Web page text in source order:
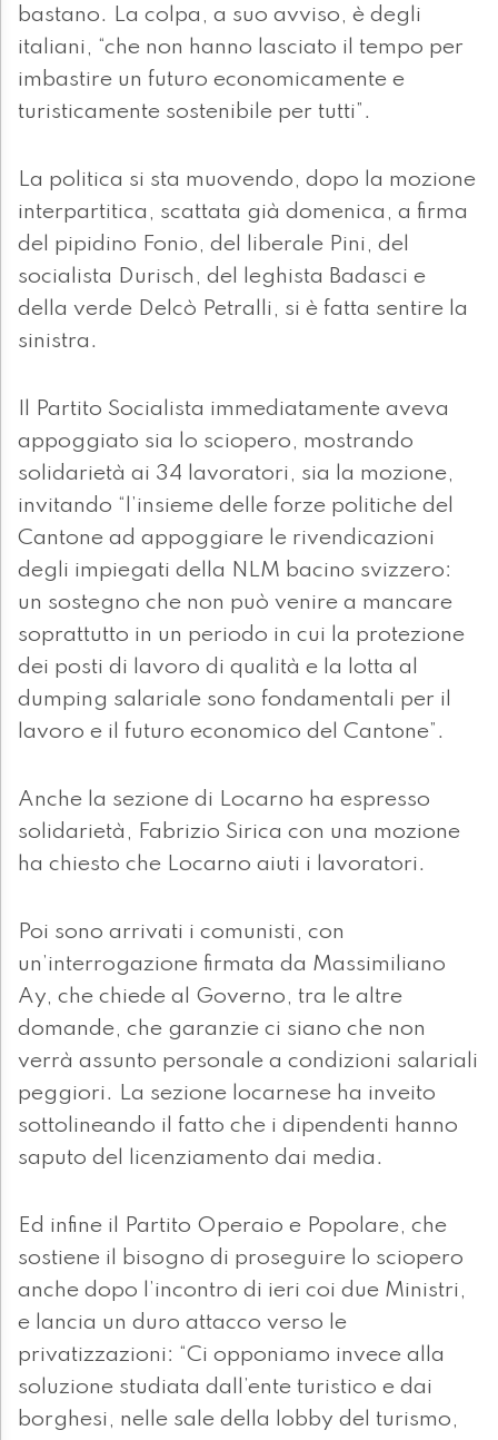
bastano. La colpa, a suo avviso, è degli
italiani, “che non hanno lasciato il tempo per
imbastire un futuro economicamente e
turisticamente sostenibile per tutti”.
La politica si sta muovendo, dopo la mozione
interpartitica, scattata già domenica, a firma
del pipidino Fonio, del liberale Pini, del
socialista Durisch, del leghista Badasci e
della verde Delcò Petralli, si è fatta sentire la
sinistra.
Il Partito Socialista immediatamente aveva
appoggiato sia lo sciopero, mostrando
solidarietà ai 34 lavoratori, sia la mozione,
invitando “l’insieme delle forze politiche del
Cantone ad appoggiare le rivendicazioni
degli impiegati della NLM bacino svizzero:
un sostegno che non può venire a mancare
soprattutto in un periodo in cui la protezione
dei posti di lavoro di qualità e la lotta al
dumping salariale sono fondamentali per il
lavoro e il futuro economico del Cantone”.
Anche la sezione di Locarno ha espresso
solidarietà, Fabrizio Sirica con una mozione
ha chiesto che Locarno aiuti i lavoratori.
Poi sono arrivati i comunisti, con
un’interrogazione firmata da Massimiliano
Ay, che chiede al Governo, tra le altre
domande, che garanzie ci siano che non
verrà assunto personale a condizioni salariali
peggiori. La sezione locarnese ha inveito
sottolineando il fatto che i dipendenti hanno
saputo del licenziamento dai media.
Ed infine il Partito Operaio e Popolare, che
sostiene il bisogno di proseguire lo sciopero
anche dopo l’incontro di ieri coi due Ministri,
e lancia un duro attacco verso le
privatizzazioni: “Ci opponiamo invece alla
soluzione studiata dall’ente turistico e dai
borghesi, nelle sale della lobby del turismo,